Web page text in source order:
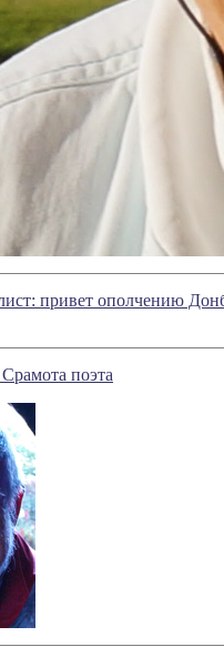
привет ополчению
поэта